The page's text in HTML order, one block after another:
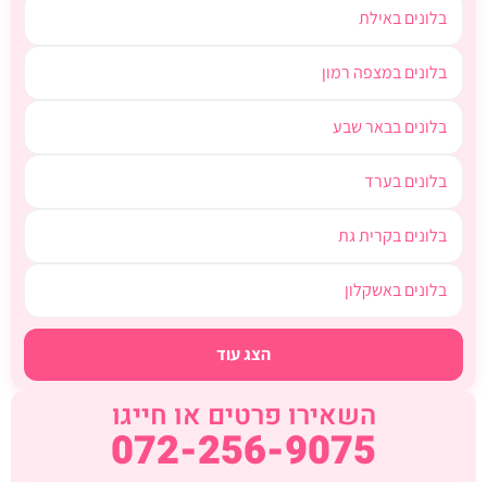
בלונים באילת
בלונים במצפה רמון
בלונים בבאר שבע
בלונים בערד
בלונים בקרית גת
בלונים באשקלון
הצג עוד
השאירו פרטים או חייגו
072-256-9075